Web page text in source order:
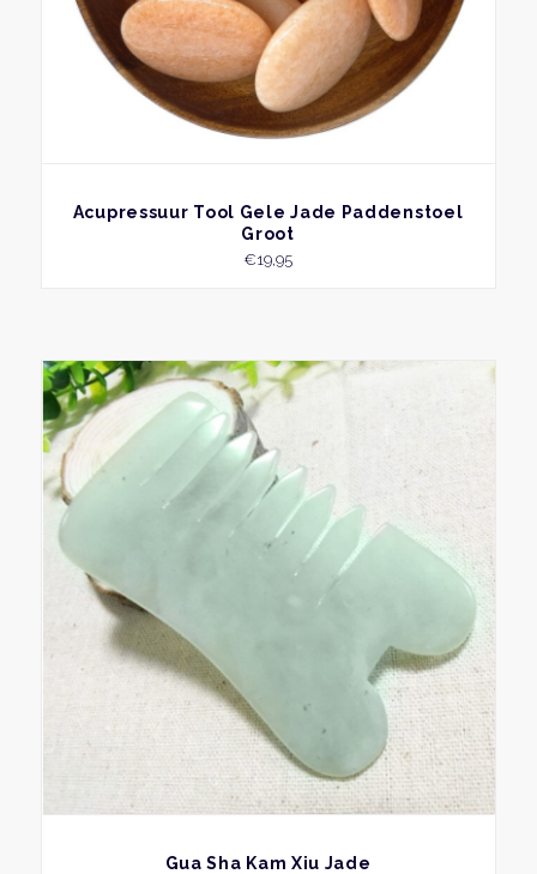
BEKIJK
Acupressuur Tool Gele Jade Paddenstoel
Groot
€19,95
BEKIJKGua Sha Kam Xiu Jade